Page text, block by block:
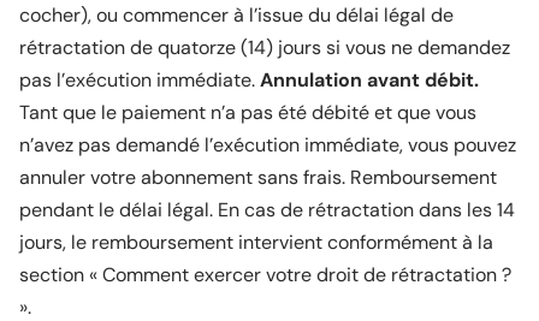
cocher), ou commencer à l’issue du délai légal de
rétractation de quatorze (14) jours si vous ne demandez
pas l’exécution immédiate.Annulation avant débit.
Tant que le paiement n’a pas été débité et que vous
n’avez pas demandé l’exécution immédiate, vous pouvez
annuler votre abonnement sans frais. Remboursement
pendant le délai légal. En cas de rétractation dans les 14
jours, le remboursement intervient conformément à la
section « Comment exercer votre droit de rétractation ?
».